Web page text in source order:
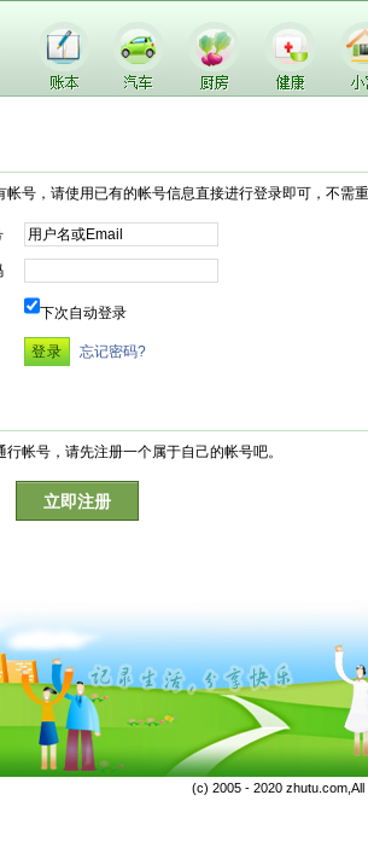
帐号，请使用已有的帐号信息直接进行登录即可，不需
下次自动登录
忘记密码?
帐号，请先注册一个属于自己的帐号吧。
立即注册
(c) 2005 - 2020